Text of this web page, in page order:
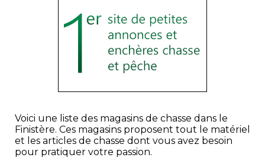
Voici une liste des magasins de chasse dans le
Finistère. Ces magasins proposent tout le matériel
et les articles de chasse dont vous avez besoin
pour pratiquer votre passion.